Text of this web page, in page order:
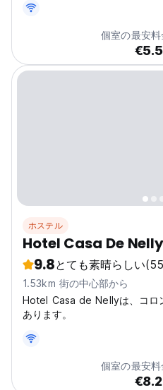
す。また温水シャワー、無料
金）、景色が綺麗なテラスな
を提供する経済的なホステル
くフレンドリーなスタッフが
ホステルはサンアグスティン
個室の最安料
ホステル
Hotel Casa De Nelly
9.8とても素晴らしい
1.53km 街の中心部から
Hotel Casa de Nellyは、コロ
あります。
個室の最安料